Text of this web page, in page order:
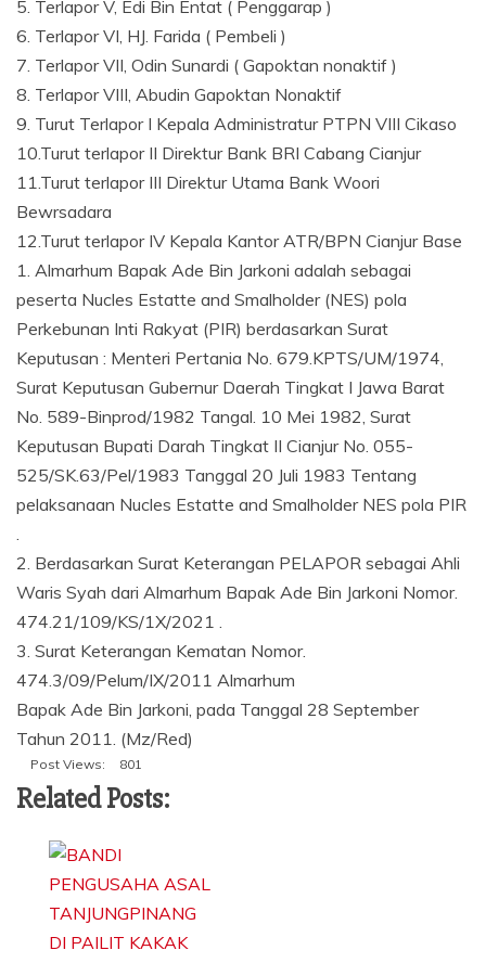
5. Terlapor V, Edi Bin Entat ( Penggarap )
6. Terlapor VI, HJ. Farida ( Pembeli )
7. Terlapor VII, Odin Sunardi ( Gapoktan nonaktif )
8. Terlapor VIII, Abudin Gapoktan Nonaktif
9. Turut Terlapor I Kepala Administratur PTPN VIII Cikaso
10.Turut terlapor II Direktur Bank BRI Cabang Cianjur
11.Turut terlapor III Direktur Utama Bank Woori
Bewrsadara
12.Turut terlapor IV Kepala Kantor ATR/BPN Cianjur Base
1. Almarhum Bapak Ade Bin Jarkoni adalah sebagai
peserta Nucles Estatte and Smalholder (NES) pola
Perkebunan Inti Rakyat (PIR) berdasarkan Surat
Keputusan : Menteri Pertania No. 679.KPTS/UM/1974,
Surat Keputusan Gubernur Daerah Tingkat I Jawa Barat
No. 589-Binprod/1982 Tangal. 10 Mei 1982, Surat
Keputusan Bupati Darah Tingkat II Cianjur No. 055-
525/SK.63/Pel/1983 Tanggal 20 Juli 1983 Tentang
pelaksanaan Nucles Estatte and Smalholder NES pola PIR
.
2. Berdasarkan Surat Keterangan PELAPOR sebagai Ahli
Waris Syah dari Almarhum Bapak Ade Bin Jarkoni Nomor.
474.21/109/KS/1X/2021 .
3. Surat Keterangan Kematan Nomor.
474.3/09/Pelum/IX/2011 Almarhum
Bapak Ade Bin Jarkoni, pada Tanggal 28 September
Tahun 2011. (Mz/Red)
Post Views: 801
Related Posts: